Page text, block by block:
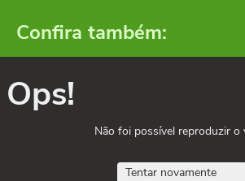
Confira também:
Ops!
Não foi possível reproduzir o
Tentar novamente